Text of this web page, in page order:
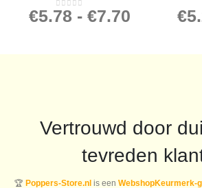
0out of 5
€5.78 - €7.70 €
Vertrouwd door
tevreden
🏆 Poppers-Store.nlis een WebshopKeurmerk-